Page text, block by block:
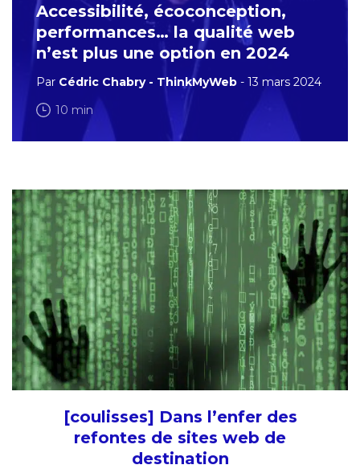
Accessibilité, écoconception,
performances… la qualité web
n’est plus une option en 2024
Par Cédric Chabry - ThinkMyWeb - 13 mars 2024
10 min
[coulisses] Dans l’enfer des
refontes de sites web de
destination